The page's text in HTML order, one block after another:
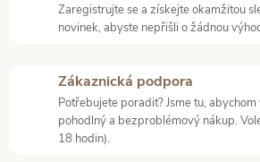
Zaregistrujte se a získejte okamžitou
novinek, abyste nepřišli o žádnou
Zákaznická podpora
Potřebujete poradit? Jsme tu,
pohodlný a bezproblémový nákup.
18 hodin).